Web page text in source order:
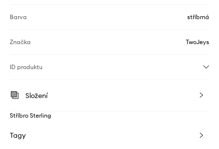
Barva stříbrná
Značka TwoJeys
ID produktu
Složení
Stříbro Sterling
Tagy